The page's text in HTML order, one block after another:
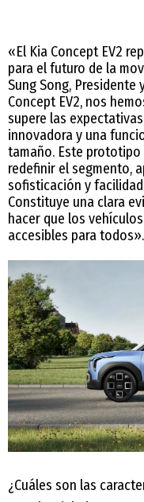
«El Kia Concept EV2
para el futuro de la
Sung Song, Presidente
Concept EV2, nos
supere las
innovadora y una
tamaño. Este
redefinir el segmento,
sofisticación y
Constituye una clara
hacer que los
accesibles para todos».
¿Cuáles son las